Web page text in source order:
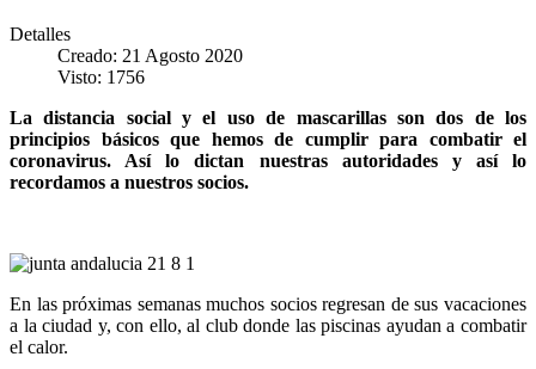
Detalles
Creado: 21 Agosto 2020
Visto: 1756
La distancia social y el uso de mascarillas son dos de los
principios básicos que hemos de cumplir para combatir el
coronavirus. Así lo dictan nuestras autoridades y así lo
recordamos a nuestros socios.
En las próximas semanas muchos socios regresan de sus vacaciones
a la ciudad y, con ello, al club donde las piscinas ayudan a combatir
el calor.